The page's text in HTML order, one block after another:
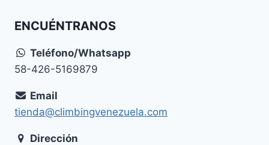
ENCUÉNTRANOS
Teléfono/Whatsapp
58-426-5169879
Email
tienda@climbingvenezuela.com
Dirección